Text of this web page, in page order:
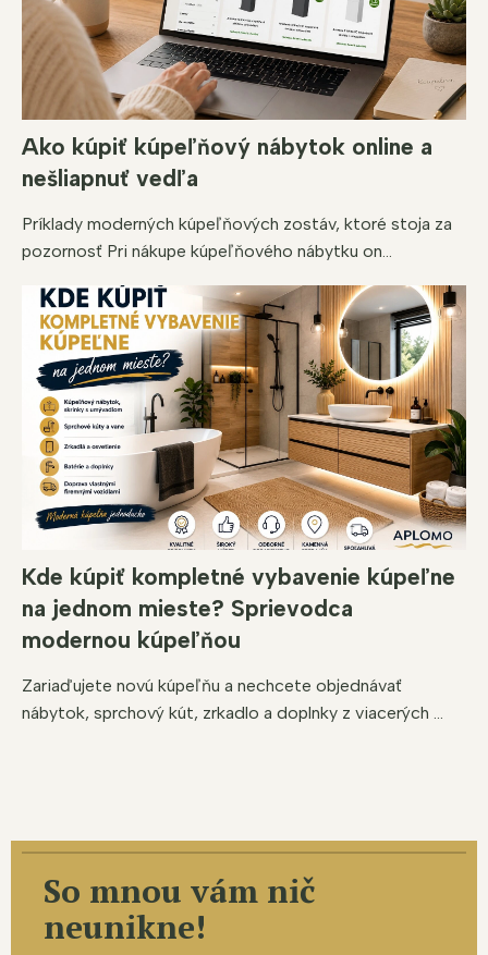
ý
p
i
s
u
Ako kúpiť kúpeľňový nábytok online a
nešliapnuť vedľa
Príklady moderných kúpeľňových zostáv, ktoré stoja za
pozornosť Pri nákupe kúpeľňového nábytku on...
Kde kúpiť kompletné vybavenie kúpeľne
na jednom mieste? Sprievodca
modernou kúpeľňou
Zariaďujete novú kúpeľňu a nechcete objednávať
nábytok, sprchový kút, zrkadlo a doplnky z viacerých ...
So mnou vám nič
neunikne!